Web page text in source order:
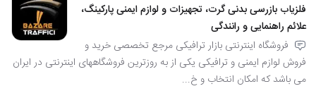
فلزیاب بازرسی بدنی گرت، تجهیزات و لوازم ایمنی پارکینگ،
علائم راهنمایی و رانندگی
فروشگاه اینترنتی بازار ترافیکی مرجع تخصصی خرید و
فروش لوازم ایمنی و ترافیکی یکی از به روزترین فروشگاههای اینترنتی در ایران
می باشد که امکان انتخاب و خ...